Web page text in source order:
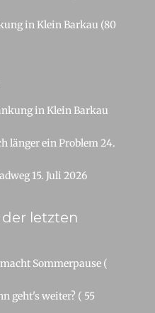
in Klein Barkau (80
in Klein Barkau
länger ein Problem 24.
15. Juli 2026
letzten
Sommerpause (
geht's weiter? ( 55